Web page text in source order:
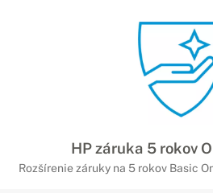
HP záruka 5 rokov
Rozšírenie záruky na 5 rokov Basic